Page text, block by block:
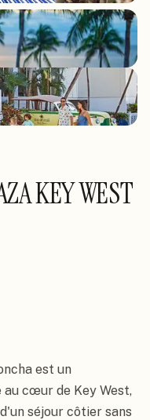
KEY WEST
est un
cœur de Key West,
séjour côtier sans